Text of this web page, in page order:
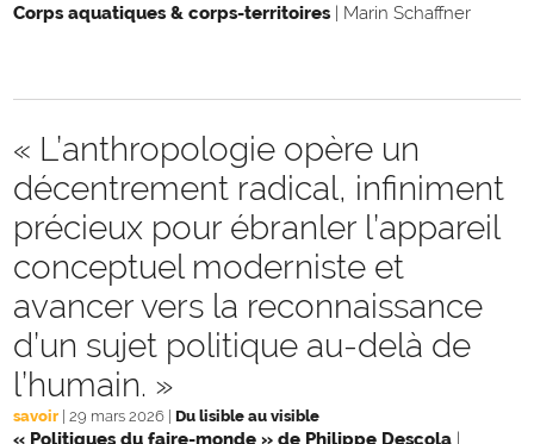
Corps aquatiques & corps-territoires | Marin Schaffner
« L’anthropologie opère un
décentrement radical, infiniment
précieux pour ébranler l’appareil
conceptuel moderniste et
avancer vers la reconnaissance
d’un sujet politique au-delà de
l’humain. »
savoir | 29 mars 2026 | Du lisible au visible
« Politiques du faire-monde » de Philippe Descola |